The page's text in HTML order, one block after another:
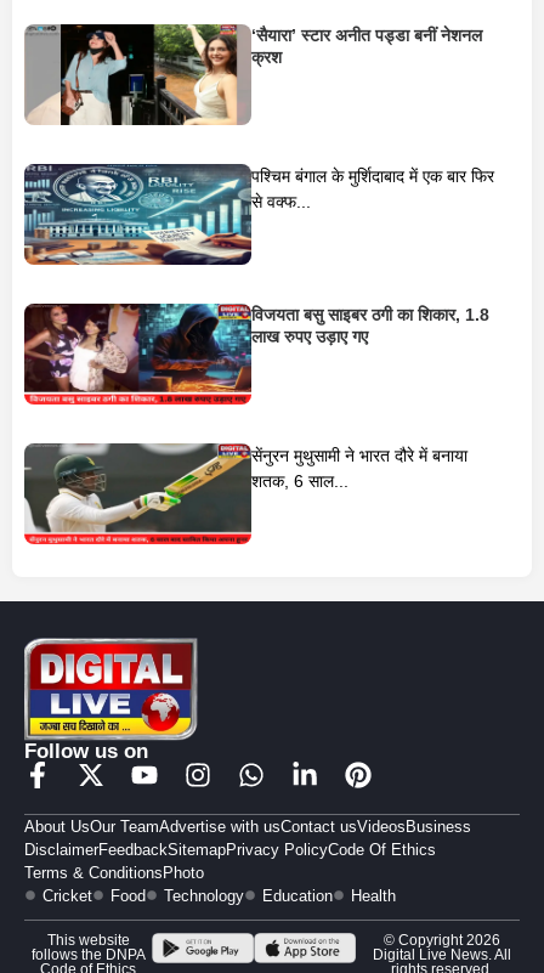
‘सैयारा’ स्टार अनीत पड्डा बनीं नेशनल
क्रश
पश्चिम बंगाल के मुर्शिदाबाद में एक बार फिर
से वक्फ...
विजयता बसु साइबर ठगी का शिकार, 1.8
लाख रुपए उड़ाए गए
सेंनुरन मुथुसामी ने भारत दौरे में बनाया
शतक, 6 साल...
Follow us on
About UsOur TeamAdvertise with usContact usVideosBusiness
DisclaimerFeedbackSitemapPrivacy PolicyCode Of Ethics
Terms & ConditionsPhoto
Cricket
Food Technology Education Health
This website
follows the DNPA
Code of Ethics
© Copyright 2026
Digital Live News. All
rights reserved.